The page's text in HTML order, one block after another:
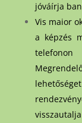
jóváírja
Vis maior
a képzés